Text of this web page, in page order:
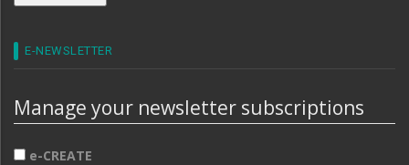
E-NEWSLETTER
Manage your newsletter subscriptions
e-CREATE